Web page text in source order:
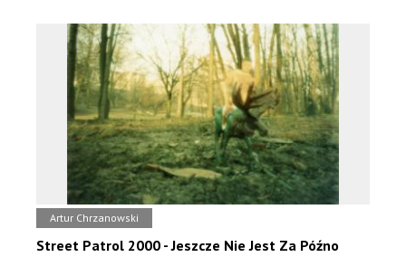
Artur Chrzanowski
Street Patrol 2000 - Jeszcze Nie Jest Za Późno